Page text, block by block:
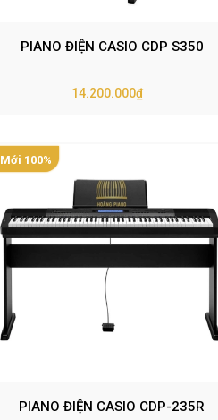
PIANO ĐIỆN CASIO CDP S350
14.200.000₫
Mới 100%
PIANO ĐIỆN CASIO CDP-235R